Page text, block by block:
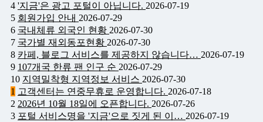
4 '지금'은 광고 포털이 아닙니다. 2026-07-19
5 회원가입 안내 2026-07-29
6 국내체류 외국인 현황 2026-07-30
7 국가별 재외동포현황 2026-07-30
8 카페, 블로그 서비스를 제공하지 않습니다… 2026-07-19
9 107개국 한류 팬 인구 순 2026-07-29
10 지역밀착형 지역정보 서비스 2026-07-30
1 고객센터는 연중무휴로 운영합니다. 2026-07-18
2 2026년 10월 18일에 오픈합니다. 2026-07-26
3 포털 서비스명을 '지금'으로 짓게 된 이… 2026-07-19